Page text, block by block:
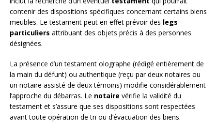
contenir des dispositions spécifiques concernant certains biens
meubles. Le testament peut en effet prévoir des legs
particuliers attribuant des objets précis à des personnes
désignées.
La présence d’un testament olographe (rédigé entièrement de
la main du défunt) ou authentique (reçu par deux notaires ou
un notaire assisté de deux témoins) modifie considérablement
l’approche du débarras. Le notaire vérifie la validité du
testament et s’assure que ses dispositions sont respectées
avant toute opération de tri ou d’évacuation des biens.